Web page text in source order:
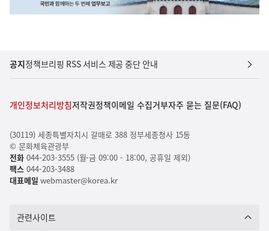
공지정책브리핑 RSS 서비스 제공 중단 안내
개인정보처리방침저작권정책이메일 수집거부자주 묻는 질문(FAQ)
(30119) 세종특별자치시 갈매로 388 정부세종청사 15동
© 문화체육관광부
전화044-203-3555 (월-금 09:00 - 18:00, 공휴일 제외)
팩스 044-203-3488
대표메일 webmaster@korea.kr
관련사이트